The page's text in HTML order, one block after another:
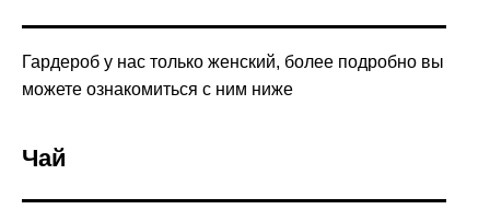
Гардероб у нас только женский, более подробно вы
можете ознакомиться с ним ниже
Чай